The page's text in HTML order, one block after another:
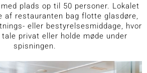
plads op til 50 personer. Lokalet
af restauranten bag flotte glasdøre,
eller bestyrelsesmiddage, hvor
privat eller holde møde under
spisningen.